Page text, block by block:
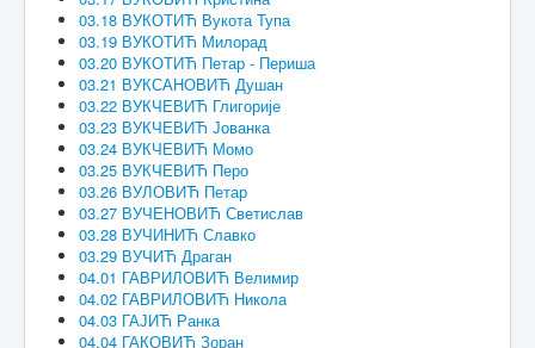
03.18 ВУКОТИЋ Вукота Тупа
03.19 ВУКОТИЋ Милорад
03.20 ВУКОТИЋ Петар - Периша
03.21 ВУКСАНОВИЋ Душан
03.22 ВУКЧЕВИЋ Глигорије
03.23 ВУКЧЕВИЋ Јованка
03.24 ВУКЧЕВИЋ Момо
03.25 ВУКЧЕВИЋ Перо
03.26 ВУЛОВИЋ Петар
03.27 ВУЧЕНОВИЋ Светислав
03.28 ВУЧИНИЋ Славко
03.29 ВУЧИЋ Драган
04.01 ГАВРИЛОВИЋ Велимир
04.02 ГАВРИЛОВИЋ Никола
04.03 ГАЈИЋ Ранка
04.04 ГАКОВИЋ Зоран